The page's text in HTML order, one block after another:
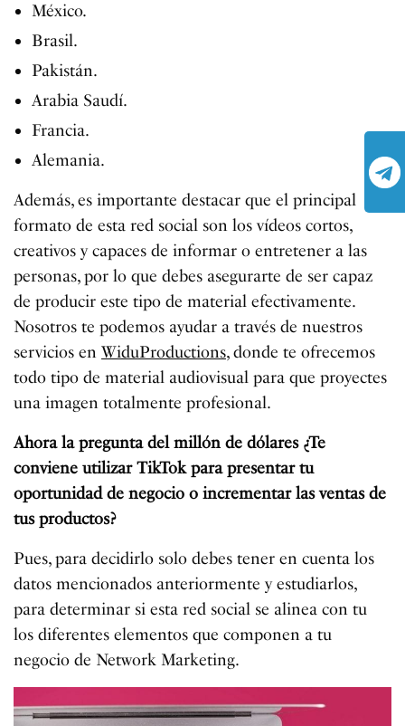
México.
Brasil.
Pakistán.
Arabia Saudí.
Francia.
Alemania.
Además, es importante destacar que el principal
formato de esta red social son los vídeos cortos,
creativos y capaces de informar o entretener a las
personas, por lo que debes asegurarte de ser capaz
de producir este tipo de material efectivamente.
Nosotros te podemos ayudar a través de nuestros
servicios enWiduProductions,donde te ofrecemos
todo tipo de material audiovisual para que proyectes
una imagen totalmente profesional.
Ahora la pregunta del millón de dólares ¿Te
conviene utilizar TikTok para presentar tu
oportunidad de negocio o incrementar las ventas de
tus productos?
Pues, para decidirlo solo debes tener en cuenta los
datos mencionados anteriormente y estudiarlos,
para determinar si esta red social se alinea con tu
los diferentes elementos que componen a tu
negocio de Network Marketing.